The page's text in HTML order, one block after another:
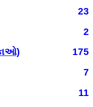
23
2
175
7
11